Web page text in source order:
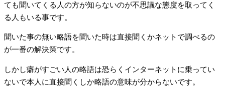
ても聞いてくる人の方が知らないのが不思議な態度を取ってく
る人もいる事です。
聞いた事の無い略語を聞いた時は直接聞くかネットで調べるの
が一番の解決策です。
しかし癖がすごい人の略語は恐らくインターネットに乗ってい
ないで本人に直接聞くしか略語の意味が分からないです。